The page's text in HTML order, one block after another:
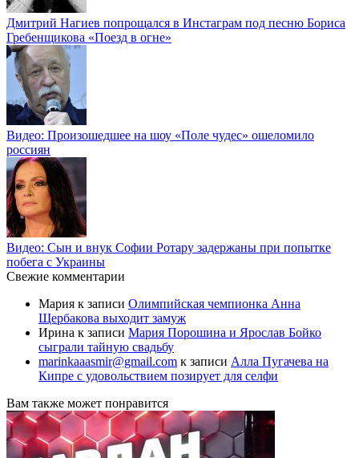
Дмитрий Нагиев попрощался в Инстаграм под песню Бориса
Гребенщикова «Поезд в огне»
Видео: Произошедшее на шоу «Поле чудес» ошеломило
россиян
Видео: Сын и внук Софии Ротару задержаны при попытке
побега с Украины
Свежие комментарии
Мария к записи Олимпийская чемпионка Анна
Щербакова выходит замуж
Ирина к записи Мария Порошина и Ярослав Бойко
сыграли тайную свадьбу
marinkaaasmir@gmail.com к записи Алла Пугачева на
Кипре с удовольствием позирует для селфи
Вам также может понравится